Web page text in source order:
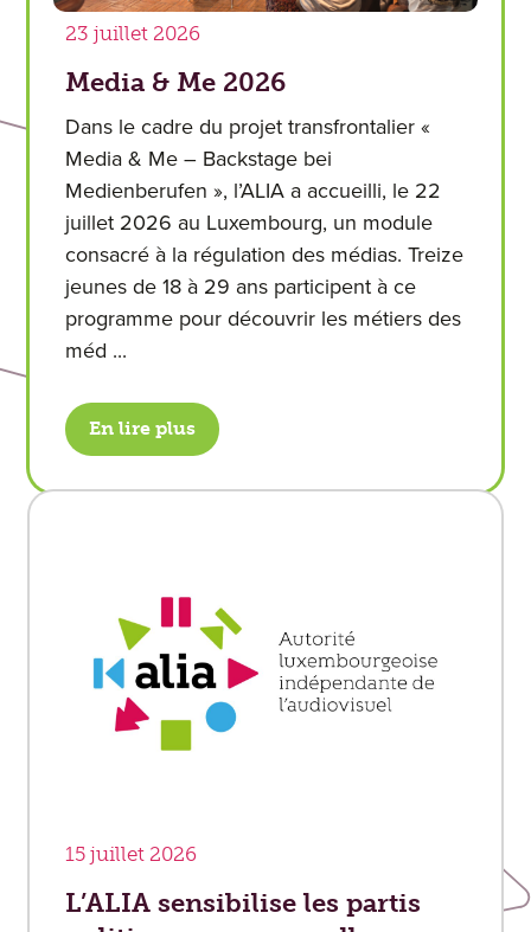
23 juillet 2026
Media & Me 2026
Dans le cadre du projet transfrontalier «
Media & Me – Backstage bei
Medienberufen », l’ALIA a accueilli, le 22
juillet 2026 au Luxembourg, un module
consacré à la régulation des médias. Treize
jeunes de 18 à 29 ans participent à ce
programme pour découvrir les métiers des
méd ...
En lire plus
15 juillet 2026
L’ALIA sensibilise les partis